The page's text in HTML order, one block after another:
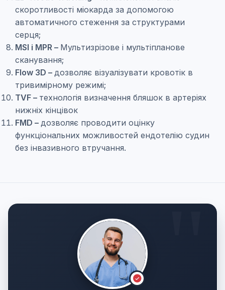
скоротливості міокарда за допомогою
автоматичного стеження за структурами
серця;
MSI і MPR – Мультизрізове і мультіпланове
сканування;
Flow 3D – дозволяє візуалізувати кровотік в
тривимірному режимі;
TVF – технологія визначення бляшок в артеріях
нижніх кінцівок
FMD – дозволяє проводити оцінку
функціональних можливостей ендотелію судин
без інвазивного втручання.